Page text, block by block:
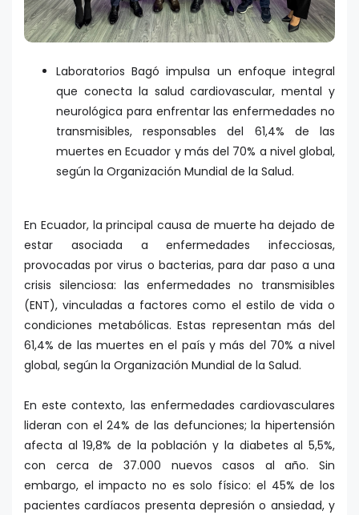
Laboratorios Bagó impulsa un enfoque integral
que conecta la salud cardiovascular, mental y
neurológica para enfrentar las enfermedades no
transmisibles, responsables del 61,4% de las
muertes en Ecuador y más del 70% a nivel global,
según la Organización Mundial de la Salud.
En Ecuador, la principal causa de muerte ha dejado de
estar asociada a enfermedades infecciosas,
provocadas por virus o bacterias, para dar paso a una
crisis silenciosa: las enfermedades no transmisibles
(ENT), vinculadas a factores como el estilo de vida o
condiciones metabólicas. Estas representan más del
61,4% de las muertes en el país y más del 70% a nivel
global, según la Organización Mundial de la Salud.
En este contexto, las enfermedades cardiovasculares
lideran con el 24% de las defunciones; la hipertensión
afecta al 19,8% de la población y la diabetes al 5,5%,
con cerca de 37.000 nuevos casos al año. Sin
embargo, el impacto no es solo físico: el 45% de los
pacientes cardíacos presenta depresión o ansiedad, y